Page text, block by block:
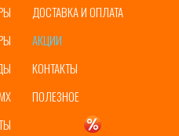
ДОСТАВКА И ОПЛАТА
АКЦИИ
КОНТАКТЫ
ПОЛЕЗНОЕ